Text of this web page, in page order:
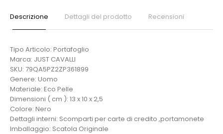
Descrizione Dettagli del prodotto Recensioni
Tipo Articolo: Portafoglio
Marca: JUST CAVALLI
SKU: 79QA5PZ2ZP361899
Genere: Uomo
Materiale: Eco Pelle
Dimensioni ( cm ): 13 x 10 x 2,5
Colore: Nero
Dettagli interni: Scomparti per carte di credito ,portamonete
Imballaggio: Scatola Originale